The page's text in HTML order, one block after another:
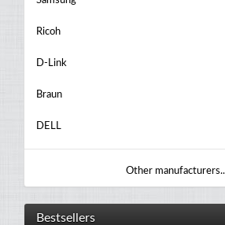
Ricoh
D-Link
Braun
DELL
Other
Bestsellers